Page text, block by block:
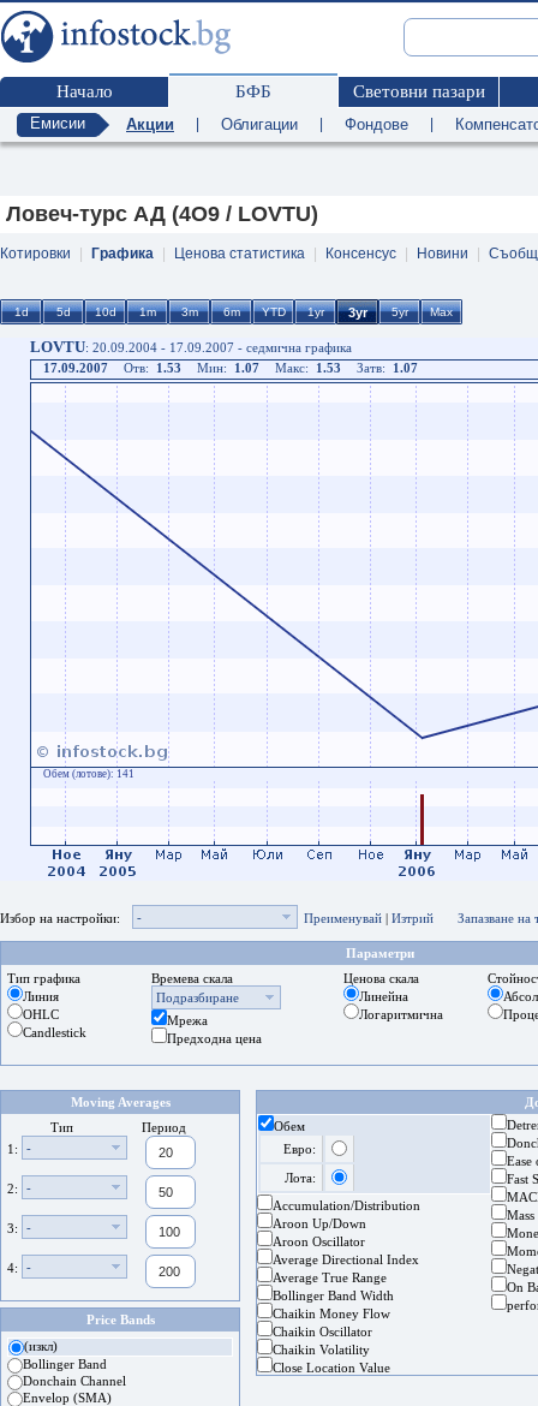
Начало БФБ Световни пазари
Емисии Акции Облигации Фондове
Ловеч-турс АД (4O9 / LOVTU)
Котировки Графика Ценова статистика Консенсус Новини
LOVTU: 20.09.2004 - 17.09.2007 - седмична графика
17.09.2007
Отв: 1.53 Мин: 1.07 Макс: 1.53 Затв: 1.07
Обем (лотове): 141
Избор на настройки: - Преименувай | Изтрий Запазване на
Параметри
Тип графика
Линия
OHLC
Candlestick
Времева скала
Подразбиране
Мрежа
Предходна цена
Ценова скала
Линейна
Логаритмична
Moving Averages
Тип
Период
1:
-
2: -
3: -
4: -
Price Bands
(изкл)
Bollinger Band
Donchain Channel
Envelop (SMA)
Обем
Евро:
Лота:
Accumulation/Distribution
Aroon Up/Down
Aroon Oscillator
Average Directional Index
Average True Range
Bollinger Band Width
Chaikin Money Flow
Chaikin Oscillator
Chaikin Volatility
Close Location Value
Ease
Fast
On